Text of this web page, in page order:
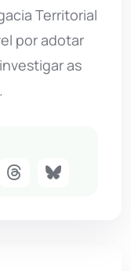
Territorial
por adotar
as